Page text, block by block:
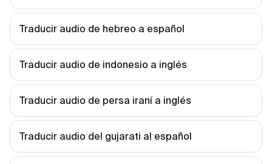
Traducir audio de hebreo a español
Traducir audio de indonesio a inglés
Traducir audio de persa iraní a inglés
Traducir audio del gujarati al español